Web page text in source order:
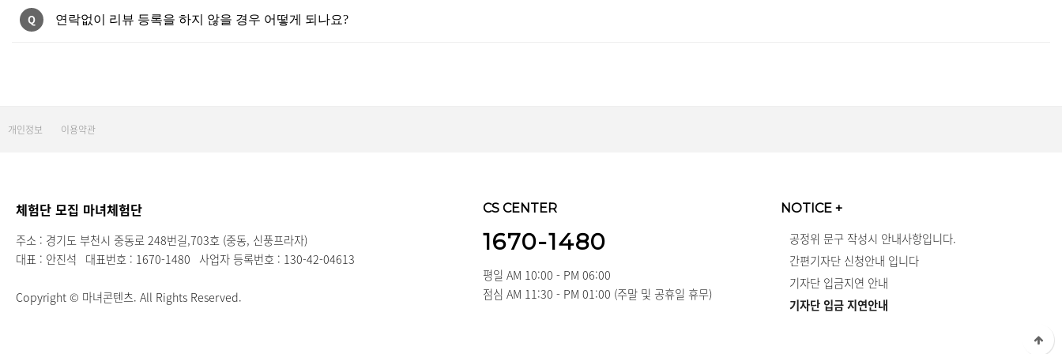
Q 연락없이 리뷰 등록을 하지 않을 경우 어떻게 되나요?
개인정보 이용약관
체험단 모집 마녀체험단
주소 : 경기도 부천시 중동로 248번길,703호 (중동, 신풍프라자)
대표 : 안진석 대표번호 : 1670-1480 사업자 등록번호 : 130-42-04613
Copyright © 마녀콘텐츠. All Rights Reserved.
CS CENTER
1670-1480
평일 AM 10:00 - PM 06:00
점심 AM 11:30 - PM 01:00 (주말 및 공휴일 휴무)
NOTICE +
공정위 문구 작성시 안내사항입니다.
간편기자단 신청안내 입니다
기자단 입금지연 안내
기자단 입금 지연안내